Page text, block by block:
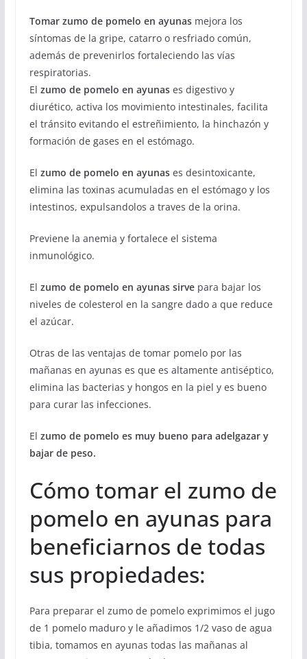
Tomar zumo de pomelo en ayunasmejora los
síntomas de la gripe, catarro o resfriado común,
además de prevenirlos fortaleciendo las vías
respiratorias.
El zumo de pomelo en ayunases digestivo y
diurético, activa los movimiento intestinales, facilita
el tránsito evitando el estreñimiento, la hinchazón y
formación de gases en el estómago.
El zumo de pomelo en ayunases desintoxicante,
elimina las toxinas acumuladas en el estómago y los
intestinos, expulsandolos a traves de la orina.
Previene la anemia y fortalece el sistema
inmunológico.
El zumo de pomelo en ayunas sirvepara bajar los
niveles de colesterol en la sangre dado a que reduce
el azúcar.
Otras de las ventajas de tomar pomelo por las
mañanas en ayunas es que es altamente antiséptico,
elimina las bacterias y hongos en la piel y es bueno
para curar las infecciones.
El zumo de pomelo es muy bueno para adelgazar y
bajar de peso.
Cómo tomar el zumo de
pomelo en ayunas para
beneficiarnos de todas
sus propiedades:
Para preparar el zumo de pomelo exprimimos el jugo
de 1 pomelo maduro y le añadimos 1/2 vaso de agua
tibia, tomamos en ayunas todas las mañanas al